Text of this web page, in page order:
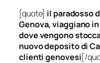
[quote] il paradosso
Genova, viaggiano
dove vengono
nuovo deposito di
clienti genovesi[/